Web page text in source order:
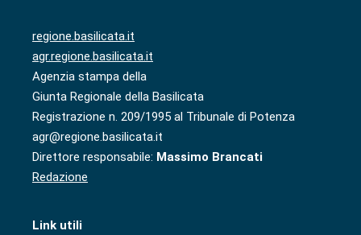
regione.basilicata.it
agr.regione.basilicata.it
Agenzia stampa della
Giunta Regionale della Basilicata
Registrazione n. 209/1995 al Tribunale di Potenza
agr@regione.basilicata.it
Direttore responsabile: Massimo Brancati
Redazione
Link utili